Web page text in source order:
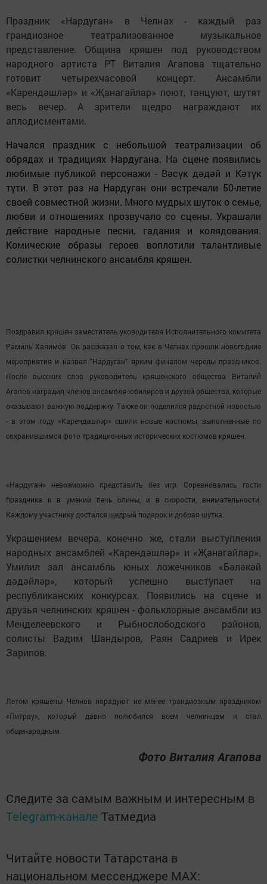
Праздник «Нардуган» в Челнах - каждый раз
грандиозное театрализованное музыкальное
представление. Община кряшен под руководством
народного артиста РТ Виталия Агапова тщательно
готовит четырехчасовой концерт. Ансамбли
«Карендәшләр» и «Җанагайлар» поют, танцуют, шутят
весь вечер. А зрители щедро награждают их
аплодисментами.
Начался праздник с небольшой театрализации об
обрядах и традициях Нардугана. На сцене появились
любимые публикой персонажи - Вәсүк дәдәй и Кәтүк
түти. В этот раз на Нардуган они встречали 50-летие
своей совместной жизни. Много мудрых шуток о семье,
любви и отношениях прозвучало со сцены. Украшали
действие народные песни, гадания и колядования.
Комические образы героев воплотили талантливые
солистки челнинского ансамбля кряшен.
Поздравил кряшен заместитель уководителя Исполнительного комитета
Рамиль Халимов. Он рассказал о том, как в Челнах прошли новогодние
мероприятия и назвал "Нардуган" ярким финалом череды праздников.
После высоких слов руководитель кряшенского общества Виталий
Агапов наградил членов ансамбля-юбиляров и друзей общества, которые
оказывают важную поддержку. Также он поделился радостной новостью
- в этом году «Карендәшләр» сшили новые костюмы, выполненные по
сохранившимся фото традиционных исторических костюмов кряшен.
«Нардуган» невозможно представить без игр. Соревновались гости
праздника и в умении печь блины, и в скорости, внимательности.
Каждому участнику достался щедрый подарок и добрая шутка.
Украшением вечера, конечно же, стали выступления
народных ансамблей «Карендәшләр» и «Җанагайлар».
Умилил зал ансамбль юных ложечников «Бәләкәй
дәдәйләр», который успешно выступает на
республиканских конкурсах. Появились на сцене и
друзья челнинских кряшен - фольклорные ансамбли из
Менделеевского и Рыбнослободского районов,
солисты Вадим Шандыров, Раян Садриев и Ирек
Зарипов.
Летом кряшены Челнов порадуют не менее грандиозным праздником
«Питрау», который давно полюбился всем челнинцам и стал
общенародным.
Фото Виталия Агапова
Следите за самым важным и интересным в
Telegram-канале Татмедиа
Читайте новости Татарстана в
национальном мессенджере MАХ: